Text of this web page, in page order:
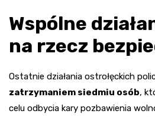
Wspólne
na rzecz
Ostatnie działania ostrołęckich
zatrzymaniem siedmiu osób,
celu odbycia kary pozbawienia